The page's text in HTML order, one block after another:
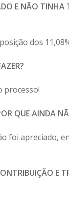
E NÃO TINHA
dos
processo!
QUE AINDA
foi apreciado,
E